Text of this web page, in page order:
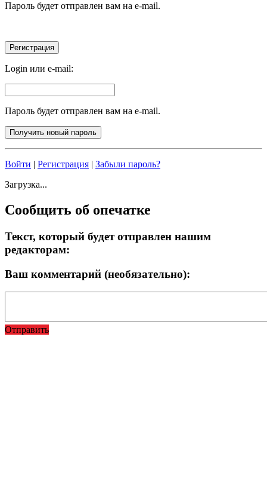
Пароль будет отправлен вам на e-mail.
Login или e-mail:
Пароль будет отправлен вам на e-mail.
Войти | Регистрация | Забыли пароль?
Загрузка...
Сообщить об опечатке
Текст, который будет отправлен нашим
редакторам:
Ваш комментарий (необязательно):
Отправить